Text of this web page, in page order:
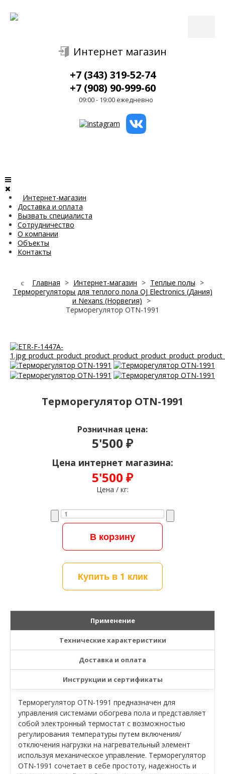
Интернет магазин
+7 (343) 319-52-74
+7 (908) 90-999-60
09:00 - 19:00 ежедневно
Интернет-магазин
Доставка и оплата
Вызвать специалиста
Сотрудничество
О компании
Объекты
Контакты
Главная > Интернет-магазин > Теплые полы >
Терморегуляторы для теплого пола OJ Electronics (Дания)
и Nexans (Норвегия) >
Терморегулятор OTN-1991
Терморегулятор OTN-1991
Розничная цена:
5'500 ₽
Цена интернет магазина:
5'500 ₽
Цена / кг:
Купить в 1 клик
Применение
Технические характеристики
Доставка и оплата
Инструкции и сертификаты
Терморегулятор OTN-1991 предназначен для
управления системами обогрева пола и представляет
собой электронный термостат с возможностью
регулирования температуры путем включения/
отключения нагрузки на нагревательный элемент
используя механическое управление. Терморегулятор
OTN-1991 сочетает в себе простоту, надежность и